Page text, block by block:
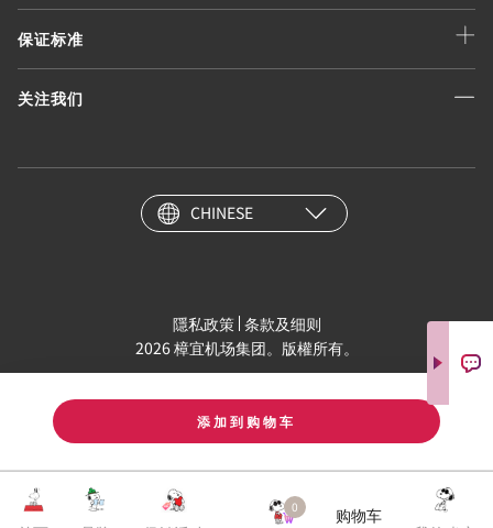
0
购物车
添加到购物车
保证标准
关注我们
CHINESE
隱私政策 条款及细则
2026 樟宜机场集团。版權所有。